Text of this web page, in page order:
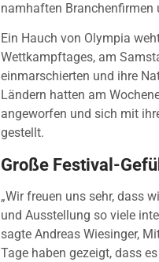
namhaften
Ein Hauch von Olympia
Wettkampftages, am
einmarschierten und ihre
Ländern hatten am
angeworfen und sich mit
gestellt.
Große Festival-
„Wir freuen uns sehr, dass
und Ausstellung so viele
sagte Andreas Wiesinger,
Tage haben gezeigt, dass